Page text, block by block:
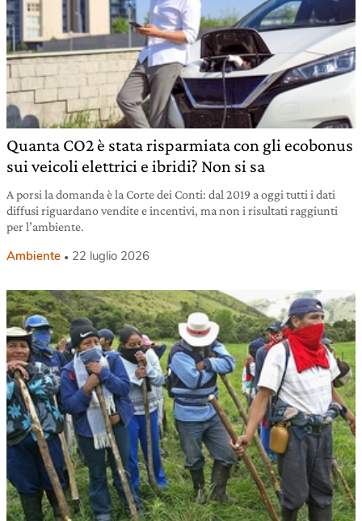
Quanta CO2 è stata risparmiata con gli ecobonus
sui veicoli elettrici e ibridi? Non si sa
A porsi la domanda è la Corte dei Conti: dal 2019 a oggi tutti i dati
diffusi riguardano vendite e incentivi, ma non i risultati raggiunti
per l’ambiente.
Ambiente 22 luglio 2026